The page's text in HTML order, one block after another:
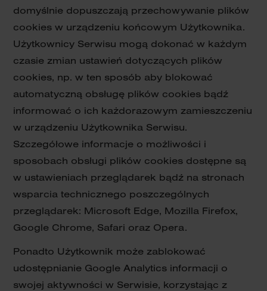
domyślnie dopuszczają przechowywanie plików
cookies w urządzeniu końcowym Użytkownika.
Użytkownicy Serwisu mogą dokonać w każdym
czasie zmian ustawień dotyczących plików
cookies, np. w ten sposób aby blokować
automatyczną obsługę plików cookies bądź
informować o ich każdorazowym zamieszczeniu
w urządzeniu Użytkownika Serwisu.
Szczegółowe informacje o możliwości i
sposobach obsługi plików cookies dostępne są
w ustawieniach przeglądarek bądź na stronach
wsparcia technicznego poszczególnych
przeglądarek: Microsoft Edge, Mozilla Firefox,
Google Chrome, Safari oraz Opera.
Ponadto Użytkownik może zablokować
udostępnianie Google Analytics informacji o
swojej aktywności w Serwisie, korzystając z